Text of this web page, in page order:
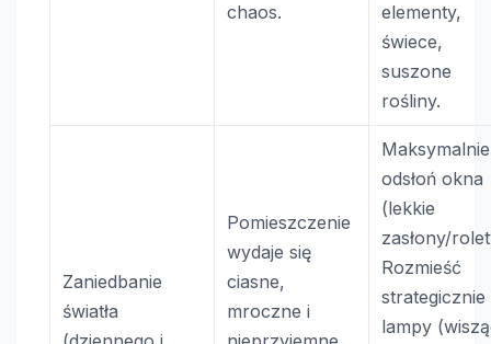
chaos.
elementy,
świece,
suszone
rośliny.
Zaniedbanie
światła
Pomieszczenie
wydaje się
ciasne,
mroczne i
Maksymalnie
odsłoń okna
(lekkie
zasłony/
Rozmieść
strategicznie
lampy